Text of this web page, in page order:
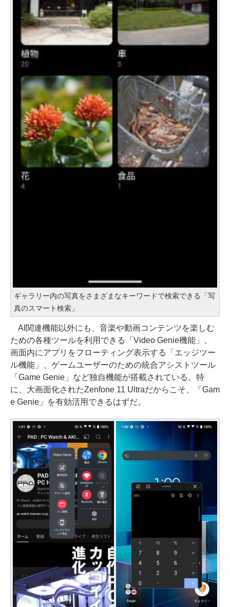
ギャラリー内の写真をさまざまなキーワードで検索できる「写
真のスマート検索」
AI関連機能以外にも、音楽や動画コンテンツを楽しむ
ための各種ツールを利用できる「Video Genie機能」、
画面内にアプリをフローティング表示する「エッジツー
ル機能」、ゲームユーザーのための統合アシストツール
「Game Genie」など独自機能が搭載されている。特
に、大画面化されたZenfone 11 Ultraだからこそ、「Gam
e Genie」を有効活用できるはずだ。